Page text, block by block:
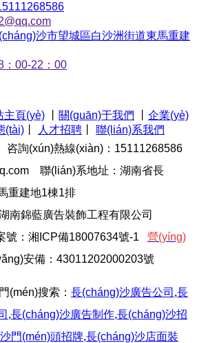
沙市望城區白沙洲街道東馬重建
：00-22：00
主頁(yè) 關(guān)于我們
企業(yè)
(tài) 人才招聘
聯(lián)系我們
詢(xún)熱線(xiàn)：15111268586
聯(lián)系地址：湖南省長
重建地1棟1排
藍廣告裝飾工程有限公司
： 湘I CP備18007634號-1
營(yíng)
安備：43011202000203號
索： 長(cháng)沙廣告公司 ,長
,長(cháng)沙廣告制作,長(cháng)沙招
門(mén)頭招牌,長(cháng)沙店面裝